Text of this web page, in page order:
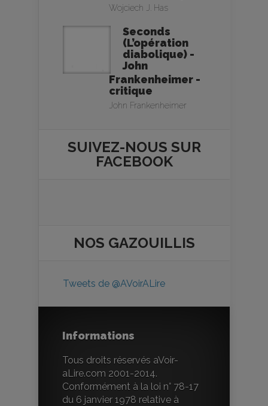
Wojciech J. Has
Seconds
(L’opération
diabolique) -
John
Frankenheimer -
critique
John Frankenheimer
SUIVEZ-NOUS SUR
FACEBOOK
NOS GAZOUILLIS
Tweets de @AVoirALire
Informations
Tous droits réservés aVoir-
aLire.com 2001-2014.
Conformément à la loi n° 78-17
du 6 janvier 1978 relative à